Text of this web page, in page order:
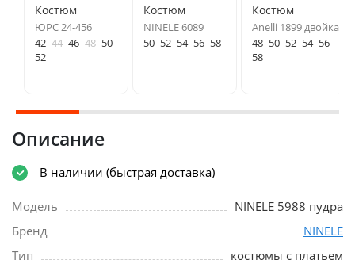
Костюм
ЮРС 24-456
42 44 46 48 50
52
Костюм
NINELE 6089
50 52 54 56 58
Костюм
Anelli 1899 двойка
48 50 52 54 56
58
Описание
В наличии (быстрая доставка)
Модель
NINELE 5988 пудра
Бренд
NINELE
Тип
костюмы с платьем